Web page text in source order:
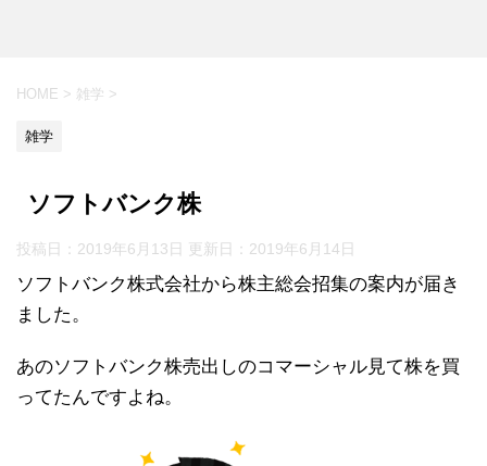
HOME > 雑学 >
雑学
ソフトバンク株
投稿日：2019年6月13日 更新日： 2019年6月14日
ソフトバンク株式会社から株主総会招集の案内が届き
ました。
あのソフトバンク株売出しのコマーシャル見て株を買
ってたんですよね。